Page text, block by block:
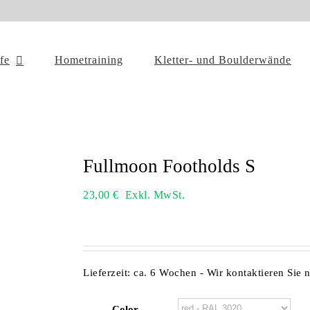
Hometraining Kletter- und Boulderwände
Fullmoon Footholds S
23,00 € Exkl. MwSt.
Lieferzeit: ca. 6 Wochen - Wir kontaktieren Sie